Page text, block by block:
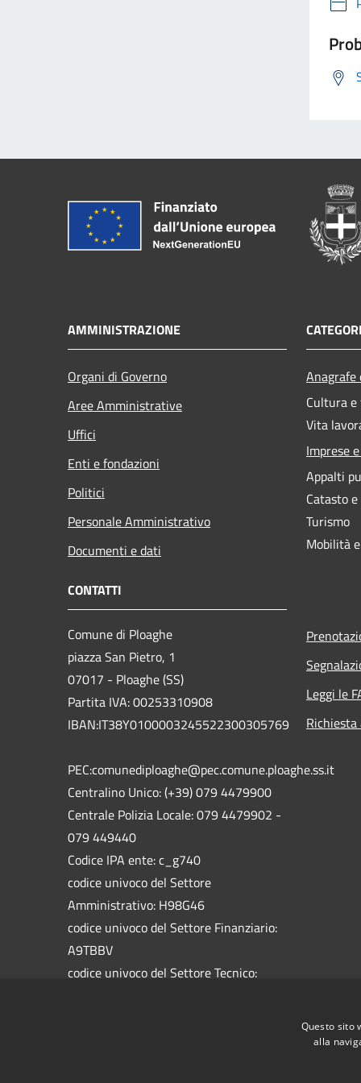
AMMINISTRAZIONE
Organi di Governo
Aree Amministrative
Uffici
Enti e fondazioni
Politici
Personale Amministrativo
Documenti e dati
Cultura
Vita
Imprese
Appalti
Catasto
Turismo
Mobilità
CONTATTI
Comune di Ploaghe
piazza San Pietro, 1
07017 - Ploaghe (SS)
Partita IVA: 00253310908
IBAN:IT38Y0100003245522300305769
PEC:comunediploaghe@pec.comune.ploaghe.ss.it
Centralino Unico: (+39) 079 4479900
Centrale Polizia Locale: 079 4479902 -
079 449440
Codice IPA ente: c_g740
codice univoco del Settore
Amministrativo: H98G46
codice univoco del Settore Finanziario:
A9TBBV
codice univoco del Settore Tecnico:
Leggi le
Questo sito
alla